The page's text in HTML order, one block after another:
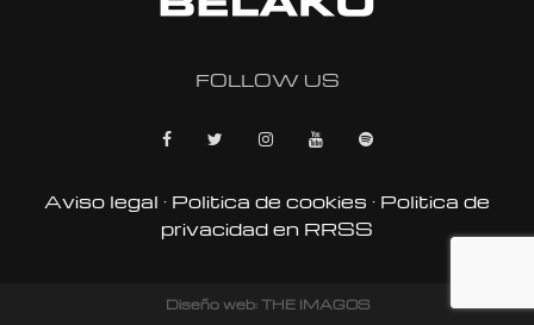
FOLLOW US
Aviso legal · Politica de cookies · Politica de
privacidad en RRSS
Diseño web: THE IMAGOS